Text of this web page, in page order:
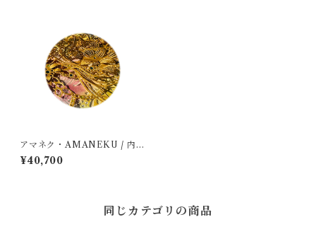
アマネク・AMANEKU / 内田
勝美 Uchida Katsumi
¥40,700
同じカテゴリの商品